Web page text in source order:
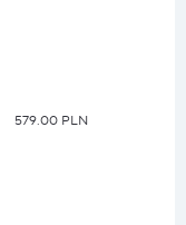
579.00 PLN